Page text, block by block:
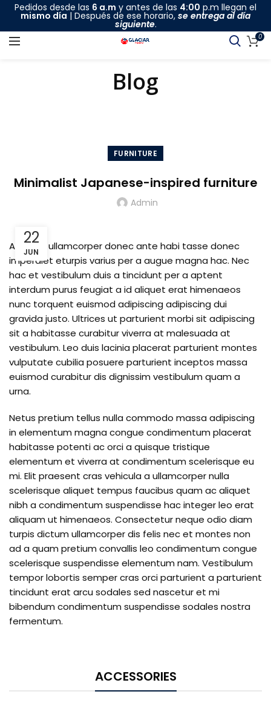
Pedidos desde las 6 a.m y antes de las 4:00 p.m llegan el
mismo día | Después de ese horario, se entrega al día
siguiente.
0
Blog
FURNITURE
Minimalist Japanese-inspired furniture
Admin
22
JUN
Ac haca ullamcorper donec ante habi tasse donec
imperdiet eturpis varius per a augue magna hac. Nec
hac et vestibulum duis a tincidunt per a aptent
interdum purus feugiat a id aliquet erat himenaeos
nunc torquent euismod adipiscing adipiscing dui
gravida justo. Ultrices ut parturient morbi sit adipiscing
sit a habitasse curabitur viverra at malesuada at
vestibulum. Leo duis lacinia placerat parturient montes
vulputate cubilia posuere parturient inceptos massa
euismod curabitur dis dignissim vestibulum quam a
urna.
Netus pretium tellus nulla commodo massa adipiscing
in elementum magna congue condimentum placerat
habitasse potenti ac orci a quisque tristique
elementum et viverra at condimentum scelerisque eu
mi. Elit praesent cras vehicula a ullamcorper nulla
scelerisque aliquet tempus faucibus quam ac aliquet
nibh a condimentum suspendisse hac integer leo erat
aliquam ut himenaeos. Consectetur neque odio diam
turpis dictum ullamcorper dis felis nec et montes non
ad a quam pretium convallis leo condimentum congue
scelerisque suspendisse elementum nam. Vestibulum
tempor lobortis semper cras orci parturient a parturient
tincidunt erat arcu sodales sed nascetur et mi
bibendum condimentum suspendisse sodales nostra
fermentum.
ACCESSORIES